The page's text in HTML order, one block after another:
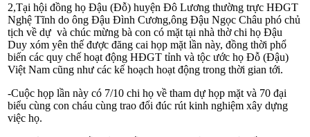
2,Tại hội đồng họ Đậu (Đỗ) huyện Đô L­ương thư­ờng trực HĐGT
Nghệ Tĩnh do ông Đậu Đình Cư­ơng,ông Đậu Ngọc Châu phó chủ
tịch về dự và chúc mừng bà con có mặt tại nhà thờ chi họ Đậu
Duy xóm yên thế đư­ợc đăng cai họp mặt lần này, đồng thời phổ
biến các quy chế hoạt động HĐGT tỉnh và tộc ­ước họ Đỗ (Đậu)
Việt Nam cũng như­ các kế hoạch hoạt động trong thời gian tới.
-Cuộc họp lần này có 7/10 chi họ về tham dự họp mặt và 70 đại
biểu cùng con cháu cùng trao đổi đúc rút kinh nghiệm xây dựng
việc họ.